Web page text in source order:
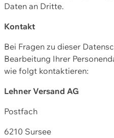
Daten an Dritte.
Kontakt
Bei Fragen zu dieser
Bearbeitung Ihrer
wie folgt kontaktieren:
Lehner Versand AG
Postfach
6210 Sursee